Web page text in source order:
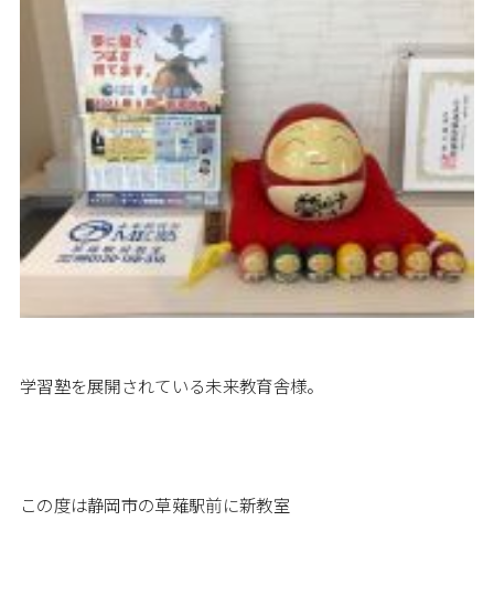
学習塾を展開されている未来教育舎様。
この度は静岡市の草薙駅前に新教室